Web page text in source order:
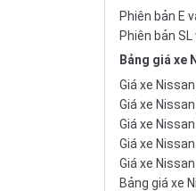
Phiên bản E
Phiên bản
Bảng giá xe
Giá xe
Giá xe
Giá xe
Giá xe
Giá xe
Bảng giá xe